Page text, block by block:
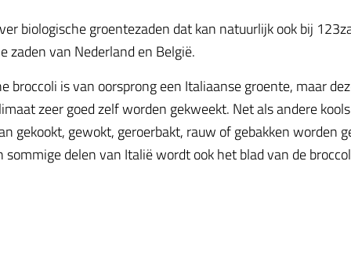
biologische groentezaden dat kan natuurlijk ook bij
zaden van Nederland en België.
broccoli is van oorsprong een Italiaanse groente, maar
zeer goed zelf worden gekweekt. Net als andere
gekookt, gewokt, geroerbakt, rauw of gebakken worden
sommige delen van Italië wordt ook het blad van de